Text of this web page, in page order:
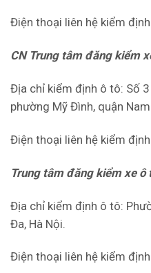
Điện thoại liên hệ kiểm
CN Trung tâm đăng kiểm
Địa chỉ kiểm định ô tô: Số
phường Mỹ Đình, quận
Điện thoại liên hệ kiểm
Trung tâm đăng kiểm xe ô
Địa chỉ kiểm định ô tô:
Đa, Hà Nội.
Điện thoại liên hệ kiểm